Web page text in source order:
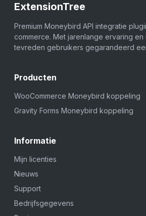
ExtensionTree
Premium Moneybird API integratie
commerce. Met jarenlange ervaring
tevreden gebruikers gegarandeerd
Producten
WooCommerce Moneybird koppeling
Gravity Forms Moneybird koppeling
Informatie
Mijn licenties
Nieuws
Support
Bedrijfsgegevens